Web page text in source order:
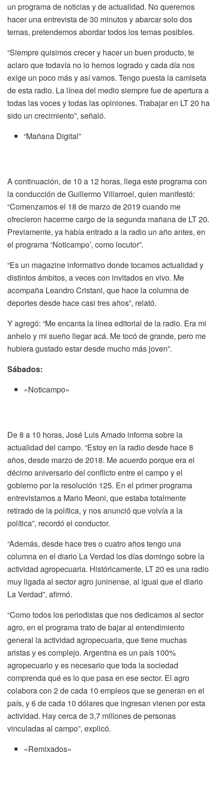
un programa de noticias y de actualidad. No queremos
hacer una entrevista de 30 minutos y abarcar solo dos
temas, pretendemos abordar todos los temas posibles.
“Siempre quisimos crecer y hacer un buen producto, te
aclaro que todavía no lo hemos logrado y cada día nos
exige un poco más y así vamos. Tengo puesta la camiseta
de esta radio. La línea del medio siempre fue de apertura a
todas las voces y todas las opiniones. Trabajar en LT 20 ha
sido un crecimiento”, señaló.
“Mañana Digital”
A continuación, de 10 a 12 horas, llega este programa con
la conducción de Guillermo Villarroel, quien manifestó:
“Comenzamos el 18 de marzo de 2019 cuando me
ofrecieron hacerme cargo de la segunda mañana de LT 20.
Previamente, ya había entrado a la radio un año antes, en
el programa ‘Noticampo’, como locutor”.
“Es un magazine informativo donde tocamos actualidad y
distintos ámbitos, a veces con invitados en vivo. Me
acompaña Leandro Cristani, que hace la columna de
deportes desde hace casi tres años”, relató.
Y agregó: “Me encanta la línea editorial de la radio. Era mi
anhelo y mi sueño llegar acá. Me tocó de grande, pero me
hubiera gustado estar desde mucho más joven”.
Sábados:
«Noticampo»
De 8 a 10 horas, José Luis Amado informa sobre la
actualidad del campo. “Estoy en la radio desde hace 8
años, desde marzo de 2018. Me acuerdo porque era el
décimo aniversario del conflicto entre el campo y el
gobierno por la resolución 125. En el primer programa
entrevistamos a Mario Meoni, que estaba totalmente
retirado de la política, y nos anunció que volvía a la
política”, recordó el conductor.
“Además, desde hace tres o cuatro años tengo una
columna en el diario La Verdad los días domingo sobre la
actividad agropecuaria. Históricamente, LT 20 es una radio
muy ligada al sector agro juninense, al igual que el diario
La Verdad”, afirmó.
“Como todos los periodistas que nos dedicamos al sector
agro, en el programa trato de bajar al entendimiento
general la actividad agropecuaria, que tiene muchas
aristas y es complejo. Argentina es un país 100%
agropecuario y es necesario que toda la sociedad
comprenda qué es lo que pasa en ese sector. El agro
colabora con 2 de cada 10 empleos que se generan en el
país, y 6 de cada 10 dólares que ingresan vienen por esta
actividad. Hay cerca de 3,7 millones de personas
vinculadas al campo”, explicó.
«Remixados»